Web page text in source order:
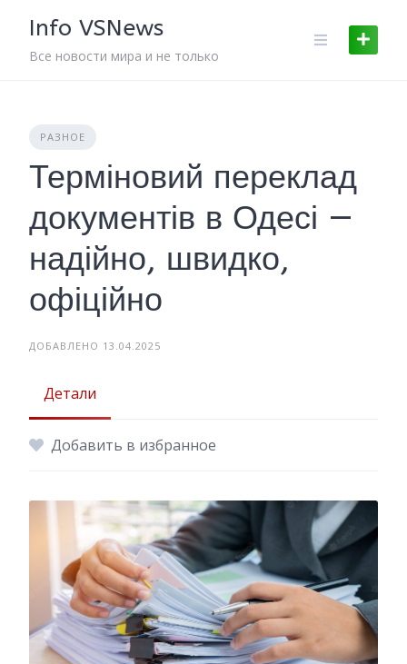
content
Info VSNews
Все новости мира и не только
РАЗНОЕ
Терміновий переклад
документів в Одесі —
надійно, швидко,
офіційно
ДОБАВЛЕНО 13.04.2025
Детали
Добавить в избранное